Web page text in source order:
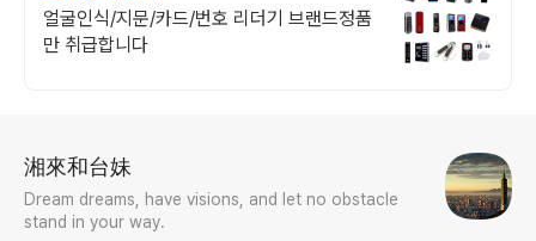
얼굴인식/지문/카드/번호 리더기 브랜드정품
만 취급합니다
湘來和台妹
Dream dreams, have visions, and let no obstacle
stand in your way.